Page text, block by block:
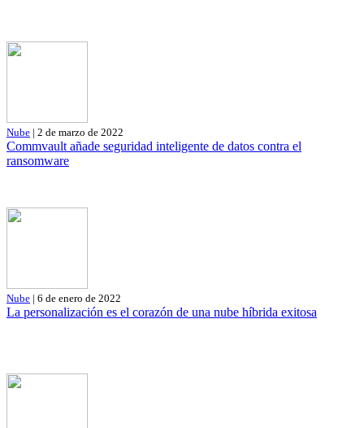
Nube | 2 de marzo de 2022
Commvault añade seguridad inteligente de datos contra el
ransomware
Nube | 6 de enero de 2022
La personalización es el corazón de una nube híbrida exitosa